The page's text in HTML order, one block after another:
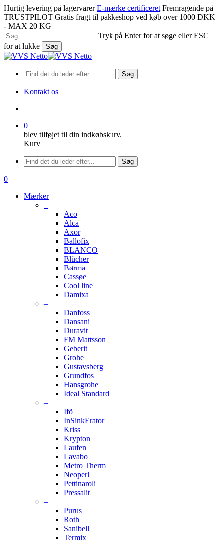
Spring
til
hovedindhold
Hurtig levering på lagervarer E-mærke certificeret Fremragende på
TRUSTPILOT Gratis fragt til pakkeshop ved køb over 1000 DKK
- MAX 20 KG
Tryk på Enter for at søge eller ESC
for at lukke
Søg
Luk
Søg
Kontakt os
0
blev tilføjet til din indkøbskurv.
Kurv
Menu
Søg
søge
0
Mærker
–
Aco
Alca
Axor
Ballofix
BLANCO
Blücher
Børma
Cassøe
Cool line
Damixa
–
Danfoss
Dansani
Duravit
FM Mattsson
Geberit
Grohe
Gustavsberg
Grundfos
Hansgrohe
Ideal Standard
–
Ifö
InSinkErator
Kriss
Krypton
Laufen
Lavabo
Metro Therm
Neoperl
Pettinaroli
Pressalit
–
Purus
Roth
Sanibell
Termix